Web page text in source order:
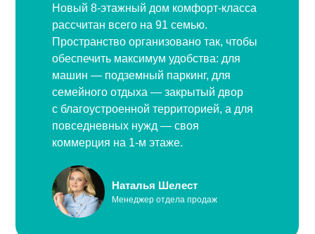
Новый 8-этажный дом комфорт-класса
рассчитан всего на 91 семью.
Пространство организовано так, чтобы
обеспечить максимум удобства: для
машин — подземный паркинг, для
семейного отдыха — закрытый двор
с благоустроенной территорией, а для
повседневных нужд — своя
коммерция на 1-м этаже.
Наталья Шелест
Менеджер отдела продаж
Получить варианты планировок